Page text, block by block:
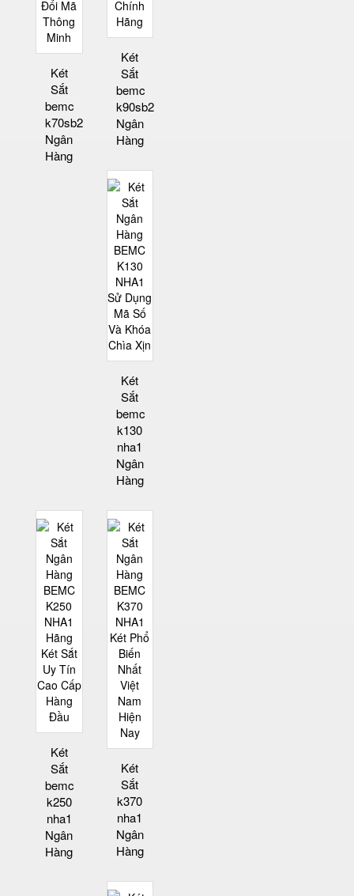
Két
Sắt
bemc
k70sb2
Ngân
Hàng
Két
Sắt
bemc
k90sb2
Ngân
Hàng
Két
Sắt
bemc
k130
nha1
Ngân
Hàng
Két
Sắt
bemc
k250
nha1
Ngân
Hàng
Két
Sắt
k370
nha1
Ngân
Hàng